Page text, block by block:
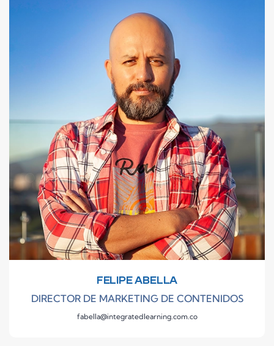
FELIPE ABELLA
DIRECTOR DE MARKETING DE CONTENIDOS
fabella@integratedlearning.com.co